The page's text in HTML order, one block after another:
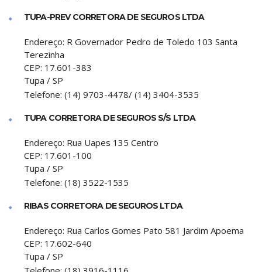
TUPA-PREV CORRETORA DE SEGUROS LTDA
Endereço: R Governador Pedro de Toledo 103 Santa
Terezinha
CEP: 17.601-383
Tupa / SP
Telefone: (14) 9703-4478/ (14) 3404-3535
TUPA CORRETORA DE SEGUROS S/S LTDA
Endereço: Rua Uapes 135 Centro
CEP: 17.601-100
Tupa / SP
Telefone: (18) 3522-1535
RIBAS CORRETORA DE SEGUROS LTDA
Endereço: Rua Carlos Gomes Pato 581 Jardim Apoema
CEP: 17.602-640
Tupa / SP